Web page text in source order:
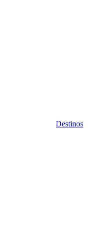
Destinos